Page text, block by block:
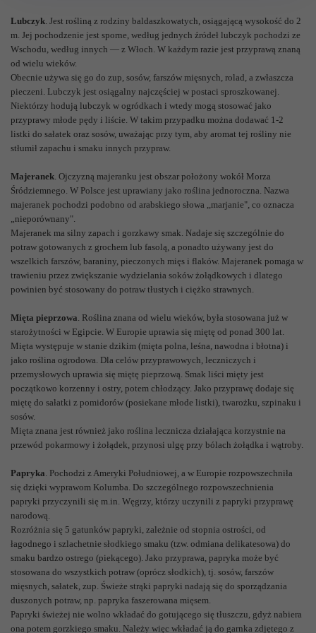
Lubczyk. Jest rośliną z rodziny baldaszkowatych, osiągającą wysokość do 2
m. Jej pochodzenie jest sporne, według jednych źródeł lubczyk pochodzi ze
Wschodu, według innych — z Włoch. W każdym razie jest przyprawą znaną
od wielu wieków.
Obecnie używa się go do zup, sosów, farszów mięsnych, rolad, a zwłaszcza
pieczeni. Lubczyk jest osiągalny najczęściej w postaci sproszkowanej.
Niektórzy hodują lubczyk w ogródkach i wtedy mogą stosować jako
przyprawy młode pędy i liście. W takim przypadku można dodawać 1-2
listki do sałatek oraz sosów, uważając przy tym, aby aromat tej rośliny nie
stłumił zapachu i smaku innych przypraw.
Majeranek. Ojczyzną majeranku jest obszar położony wokół Morza
Śródziemnego. W Polsce jest uprawiany jako roślina jednoroczna. Nazwa
majeranek pochodzi podobno od arabskiego słowa ,,marjanie", co oznacza
„nieporównany".
Majeranek ma silny zapach i gorzkawy smak. Nadaje się szczególnie do
potraw gotowanych z grochem lub fasolą, a ponadto używany jest do
wszelkich farszów, baraniny, pieczonych mięs i flaków. Majeranek pomaga w
trawieniu przez zwiększanie wydzielania soków żołądkowych i dlatego
powinien być stosowany do potraw tłustych i ciężko strawnych.
Mięta pieprzowa. Roślina znana od wielu wieków, była stosowana już w
starożytności w Egipcie. W Europie uprawia się miętę od ponad 300 lat.
Mięta występuje w stanie dzikim (mięta polna, leśna, nawodna i błotna) i
jako roślina ogrodowa. Dla celów przyprawowych, leczniczych i
przemysłowych uprawia się miętę pieprzową. Smak liści mięty jest
początkowo korzenny i ostry, potem chłodzący. Jako przyprawę dodaje się
miętę do sałatki z pomidorów (posiekane młode listki), twarożku, szpinaku i
sosów.
Mięta znana jest również jako roślina lecznicza działająca korzystnie na
przewód pokarmowy i żołądek, przynosi ulgę przy bólach żołądka i wątroby.
Papryka. Pochodzi z Ameryki Południowej, a w Europie rozpowszechniła
się dzięki wyprawom Kolumba. Do szczególnego rozpowszechnienia
papryki przyczynili się m.in. Węgrzy, którzy uczynili z papryki przyprawę
narodową.
Rozróżnia się 5 gatunków papryki, zależnie od stopnia ostrości, od
łagodnego i szlachetnie słodkiego smaku (tzw. odmiana delikatesowa) do
smaku bardzo ostrego (piekącego). Jako przyprawa, papryka może być
stosowana do wszystkich potraw (oprócz słodkich), tj. sosów, farszów
mięsnych, sałatek, zup. Świeże strąki papryki nadają się do sporządzania
duszonych potraw, np. papryka faszerowana mięsem.
Papryki świeżej nie wolno wkładać do gotującego się tłuszczu, gdyż nabiera
ona potem gorzkiego smaku. Należy więc wkładać ją do garnka zdjętego z